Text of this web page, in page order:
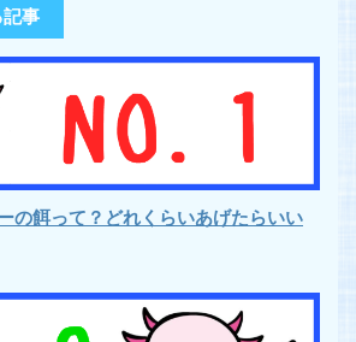
事
の餌って？どれくらいあげたらいい